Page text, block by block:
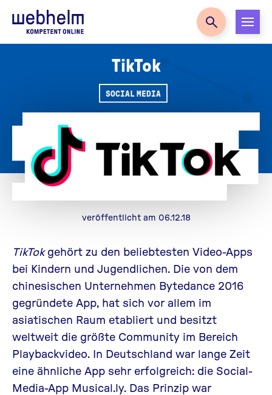
Zur Startseite
TikTok
SOCIAL MEDIA
veröffentlicht am 06.12.18
TikTokgehört zu den beliebtesten Video-Apps
bei Kindern und Jugendlichen. Die von dem
chinesischen Unternehmen Bytedance 2016
gegründete App, hat sich vor allem im
asiatischen Raum etabliert und besitzt
weltweit die größte Community im Bereich
Playbackvideo. In Deutschland war lange Zeit
eine ähnliche App sehr erfolgreich: die Social-
Media-App Musical.ly. Das Prinzip war